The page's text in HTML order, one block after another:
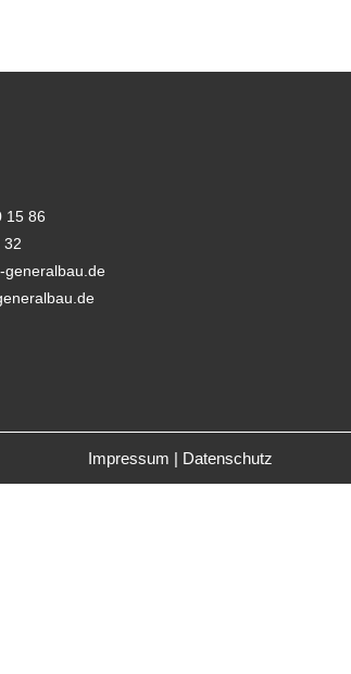
15 86
32
generalbau.de
Impressum | Datenschutz